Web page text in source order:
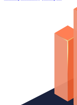
Надстройка
Получить доступ